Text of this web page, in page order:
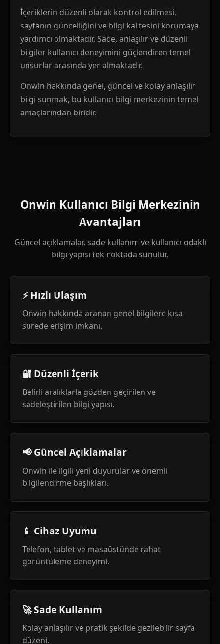
İçeriklerin düzenli olarak kontrol edilmesi,
sayfanın güncelliğini ve bilgi kalitesini korumaya
yardımcı olmaktadır. Sade, anlaşılır ve düzenli
bilgiler kullanıcı deneyimini güçlendiren temel
unsurlar arasında yer almaktadır.
Onwin hakkında genel, güncel ve kolay anlaşılır
bilgi sunmak, bu kullanıcı bilgi merkezinin temel
amaçlarından biridir.
Onwin Kullanıcı Bilgi Merkezinin
Avantajları
Güncel açıklamalar, sade kullanım ve kullanıcı odaklı
bilgi yapısı tek noktada sunulur.
⚡ Hızlı Ulaşım
Onwin hakkında aranan genel bilgilere kısa
sürede erişim imkanı.
🔐 Düzenli İçerik
Belirli aralıklarla gözden geçirilen ve
sadeleştirilen bilgi yapısı.
📢 Güncel Açıklamalar
Onwin ile ilgili yeni duyurular ve önemli
bilgilendirme başlıkları.
📱 Cihaz Uyumu
Telefon, tablet ve masaüstünde rahat
görüntüleme deneyimi.
🚀 Sade Kullanım
Kolay anlaşılır ve pratik şekilde gezilebilir sayfa
düzeni.